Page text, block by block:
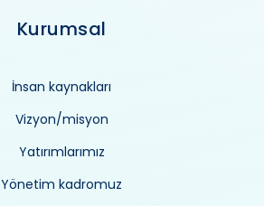
Kurumsal
İnsan kaynakları
Vizyon/misyon
Yatırımlarımız
Yönetim kadromuz